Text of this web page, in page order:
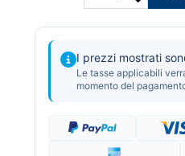
I prezzi mostrati
Le tasse applicabili
momento del